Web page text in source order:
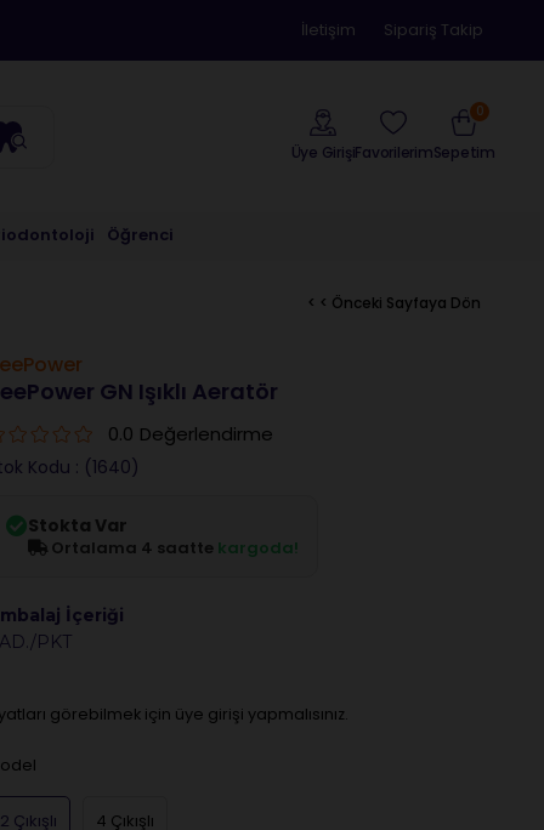
İletişim Sipariş Takip
Üye GirişiFavorilerimSepetim
0
Öğrenci
< < Önceki Sayfaya Dön
GN Işıklı Aeratör
0.0 Değerlendirme
Kodu (1640)
Stokta Var
Ortalama 4 saatte kargoda!
İçeriği
PKT
görebilmek için üye girişi yapmalısınız.
2 Çıkışlı 4 Çıkışlı